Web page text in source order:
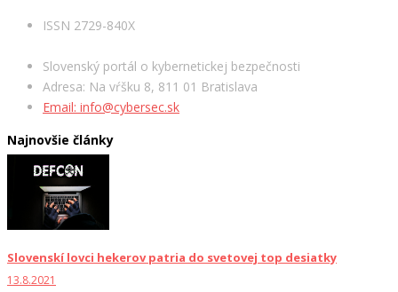
ISSN 2729-840X
Slovenský portál o kybernetickej bezpečnosti
Adresa: Na vŕšku 8, 811 01 Bratislava
Email: info@cybersec.sk
Najnovšie články
Slovenskí lovci hekerov patria do svetovej top desiatky
13.8.2021